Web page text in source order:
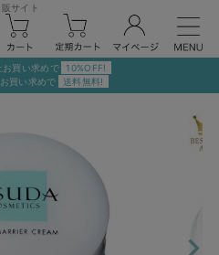
サイト
買い求めで
10%OFF!
買い求めで
送料無料!